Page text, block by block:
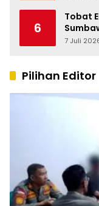
6
Tobat
7 Juli
Pilihan Editor